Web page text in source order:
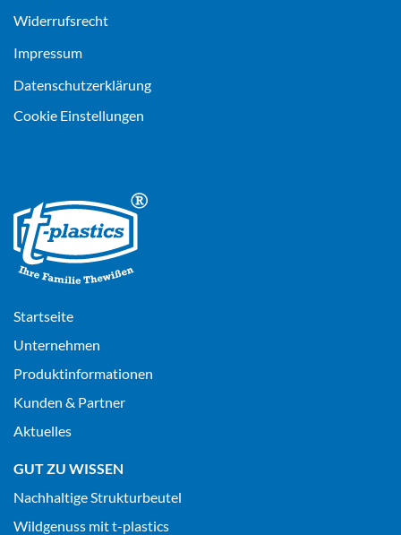
Widerrufsrecht
Impressum
Datenschutz­erklärung
Cookie Einstellungen
Startseite
Unternehmen
Produktinformationen
Kunden & Partner
Aktuelles
GUT ZU WISSEN
Nachhaltige Strukturbeutel
Wildgenuss mit t-plastics